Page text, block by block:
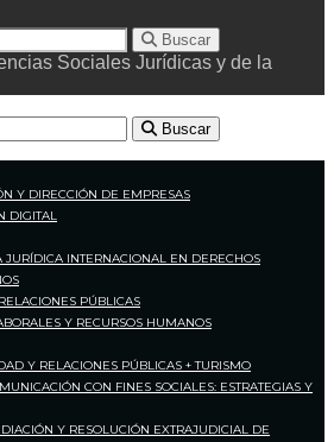
Buscar
Sociales Jurídicas y de la
Buscar
Y DIRECCIÓN DE EMPRESAS
DIGITAL
JURÍDICA INTERNACIONAL EN DERECHOS
PÚBLICAS
Y RECURSOS HUMANOS
Y RELACIONES PÚBLICAS + TURISMO
CON FINES SOCIALES: ESTRATEGIAS Y
Y RESOLUCIÓN EXTRAJUDICIAL DE